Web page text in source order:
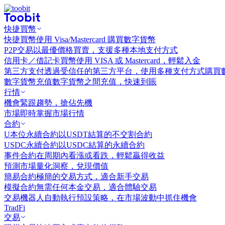
快捷買幣
快捷買幣使用 Visa/Mastercard 購買數字貨幣
P2P交易 以最優價格買賣，支援多種本地支付方式
信用卡／借記卡買幣使用 VISA 或 Mastercard，輕鬆入金
第三方支付透過受信任的第三方平台，使用多種支付方式購買
數字貨幣充值數字貨幣之間充值，快速到賬
行情
機會緊跟趨勢，搶佔先機
市場即時掌握市場行情
合約
U本位永續合約 以USDT結算的不交割合約
USDC永續合約 以USDC結算的永續合約
事件合約在周期內看漲或看跌，輕鬆贏得收益
預測市場量化洞察，兌現價值
簡易合約極簡的交易方式，適合新手交易
模擬合約無需任何本金交易，適合體驗交易
交易機器人 自動執行預設策略，在市場波動中抓住機會
TradFi
交易